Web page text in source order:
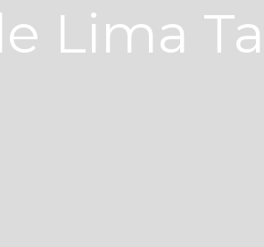
Lima